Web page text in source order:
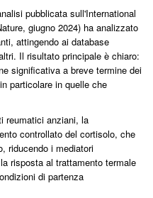
pubblicata sull'International
giugno 2024) ha analizzato
attingendo ai database
Il risultato principale è chiaro:
significativa a breve termine dei
particolare in quelle che
reumatici anziani, la
controllato del cortisolo, che
riducendo i mediatori
risposta al trattamento termale
di partenza